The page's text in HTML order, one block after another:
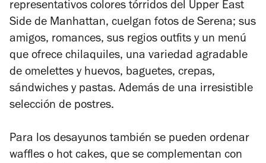
representativos colores tórridos del Upper East
Side de Manhattan, cuelgan fotos de Serena; sus
amigos, romances, sus regios outfits y un menú
que ofrece chilaquiles, una variedad agradable
de omelettes y huevos, baguetes, crepas,
sándwiches y pastas. Además de una irresistible
selección de postres.
Para los desayunos también se pueden ordenar
waffles o hot cakes, que se complementan con